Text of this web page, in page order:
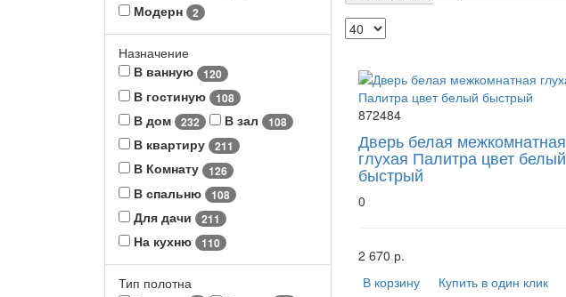
Модерн 2
Назначение
В ванную
120
В гостиную 108
В дом 232 В зал 108
В квартиру 211
В Комнату 126
В спальню 108
Для дачи 211
На кухню 110
Тип полотна
872484
Дверь белая межкомнатная
глухая Палитра цвет белый
быстрый
0
2 670 р.
В корзину
Купить в один клик